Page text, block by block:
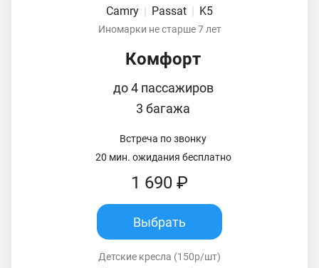
Camry Passat K5
Иномарки не старше 7 лет
Комфорт
до 4 пассажиров
3 багажа
Встреча по звонку
20 мин. ожидания бесплатно
1 690 ₽
Выбрать
Детские кресла (150р/шт)